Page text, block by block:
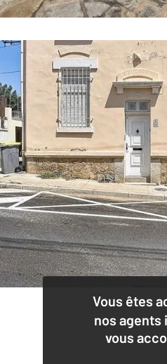
Vous êtes
nos
vous